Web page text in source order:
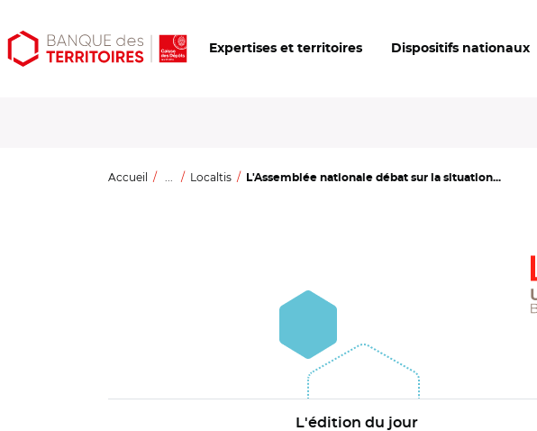
Aller
au
Aller
au
Ouvrir
les
Expertises et territoires Dispositifs nationaux
Accueil ... Localtis L'Assemblée nationale débat sur la situation...
L'édition du jour